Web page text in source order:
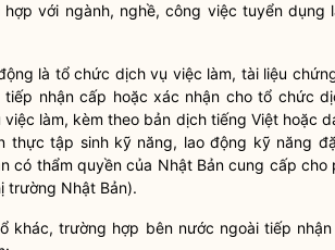
với ngành, nghề, công việc tuyển dụng
là tổ chức dịch vụ việc làm, tài liệu
tiếp nhận cấp hoặc xác nhận cho tổ chức
làm, kèm theo bản dịch tiếng Việt hoặc
thực tập sinh kỹ năng, lao động kỹ năng
có thẩm quyền của Nhật Bản cung cấp cho
trường Nhật Bản).
khác, trường hợp bên nước ngoài tiếp